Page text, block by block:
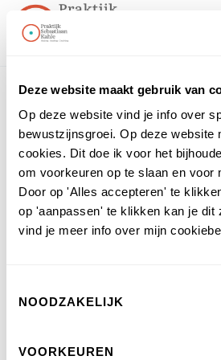
Deze website maakt gebruik van
Op deze website vind je info over
bewustzijnsgroei. Op deze website
cookies. Dit doe ik voor het
om voorkeuren op te slaan en voor
Door op 'Alles accepteren' te
op 'aanpassen' te klikken kan je dit
vind je meer info over mijn
NOODZAKELIJK
VOORKEUREN